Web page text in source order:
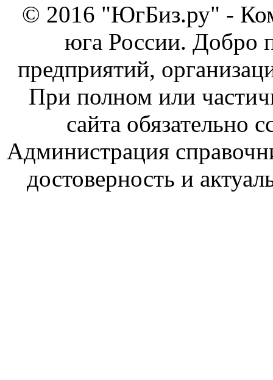
© 2016 "ЮгБиз.ру" -
юга России. Добро
предприятий,
При полном или
сайта обязательно
Администрация
достоверность и